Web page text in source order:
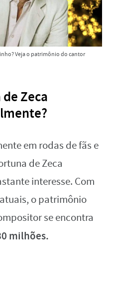
Veja o patrimônio do cantor
Zeca
em rodas de fãs e
de Zeca
interesse. Com
o patrimônio
se encontra
milhões.